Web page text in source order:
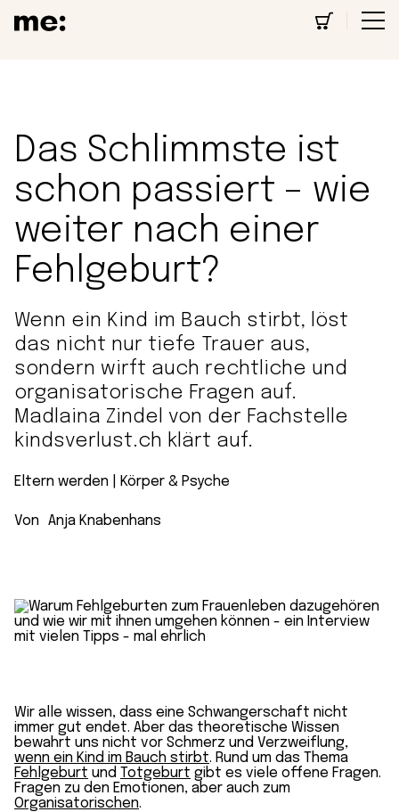
Das Schlimmste ist
schon passiert – wie
weiter nach einer
Fehlgeburt?
Wenn ein Kind im Bauch stirbt, löst
das nicht nur tiefe Trauer aus,
sondern wirft auch rechtliche und
organisatorische Fragen auf.
Madlaina Zindel von der Fachstelle
kindsverlust.ch klärt auf.
Eltern werden Körper & Psyche
Von Anja Knabenhans
Wir alle wissen, dass eine Schwangerschaft nicht
immer gut endet. Aber das theoretische Wissen
bewahrt uns nicht vor Schmerz und Verzweiflung,
wenn ein Kind im Bauch stirbt. Rund um das Thema
Fehlgeburt und Totgeburt gibt es viele offene Fragen.
Fragen zu den Emotionen, aber auch zum
Organisatorischen.